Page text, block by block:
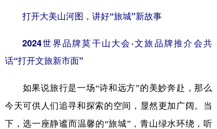
台湾 思客智库 全球连线
文化 书画
打开大美山河图，讲好“旅城”新故事
2024世界品牌莫干山大会·文旅品牌推介会共
话“打开文旅新市面”
如果说旅行是一场“诗和远方”的美妙奔赴，那么
今天可供人们追寻和探索的空间，显然更加广阔。当
下，选一座静谧而温馨的“旅城”，青山绿水环绕，听